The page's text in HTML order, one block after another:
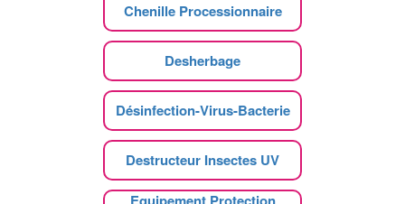
Chenille Processionnaire
Desherbage
Désinfection-Virus-Bacterie
Destructeur Insectes UV